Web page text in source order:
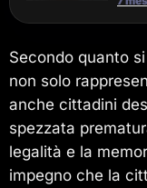
Secondo quanto
non solo
anche cittadini
spezzata
legalità e la
impegno che la